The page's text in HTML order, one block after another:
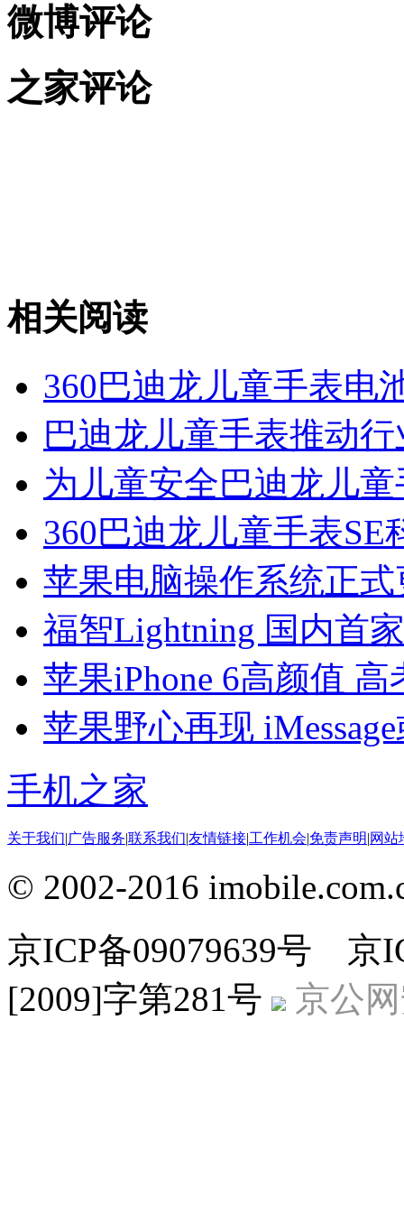
微博评论
之家评论
相关阅读
360巴迪龙儿童手表电
巴迪龙儿童手表推动
为儿童安全巴迪龙儿
360巴迪龙儿童手表SE
苹果电脑操作系统正式
福智Lightning 国内首
苹果iPhone 6高颜值
苹果野心再现
手机之家
关于我们|广告服务|联系我们|友情链接|工作机会|免责声明|网站
© 2002-2016
京ICP备09079639号 京
[2009]字第281号
京公